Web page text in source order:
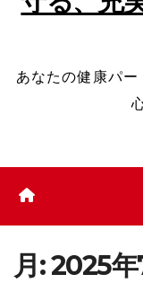
あなたの健康パ
月:2025年